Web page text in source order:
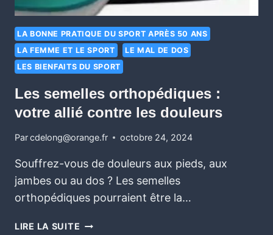
LA BONNE PRATIQUE DU SPORT APRÈS 50 ANS
LA FEMME ET LE SPORT
LE MAL DE DOS
LES BIENFAITS DU SPORT
Les semelles orthopédiques :
votre allié contre les douleurs
Parcdelong@orange.fr octobre 24, 2024
Souffrez-vous de douleurs aux pieds, aux
jambes ou au dos ? Les semelles
orthopédiques pourraient être la…
LIRE LA SUITE